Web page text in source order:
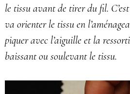
le tissu avant de tirer du fil.
va orienter le tissu en
piquer avec l’aiguille et la
baissant ou soulevant le tissu.